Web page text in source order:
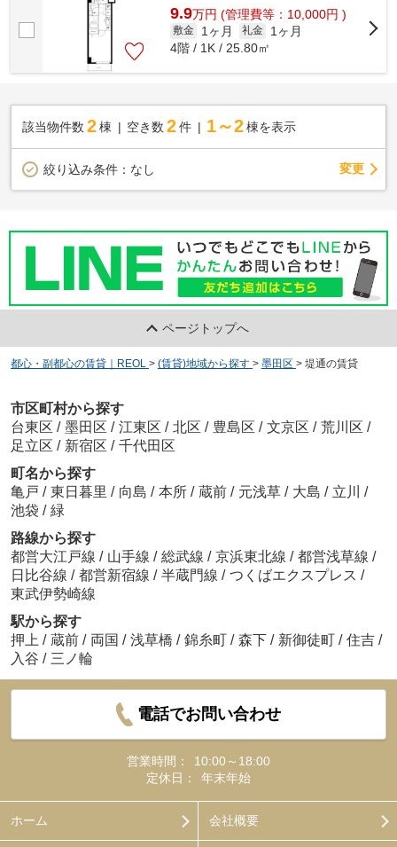
9.9万円 (管理費等：10,000円 )
敷金 1ヶ月 礼金
1ヶ月
4階 / 1K / 25.80㎡
該当物件数 2棟 空き数 2 件 1～2 棟を表示
絞り込み条件： なし 変更
ページトップへ
都心・副都心の賃貸｜REOL > (賃貸)地域から探す > 墨田区 > 堤通の賃貸
市区町村から探す
台東区 / 墨田区 / 江東区 / 北区 / 豊島区 / 文京区 / 荒川区 /
足立区 / 新宿区 / 千代田区
町名から探す
亀戸 / 東日暮里 / 向島 / 本所 / 蔵前 / 元浅草 / 大島 / 立川 /
池袋 / 緑
路線から探す
都営大江戸線 / 山手線 / 総武線 / 京浜東北線 / 都営浅草線 /
日比谷線 / 都営新宿線 / 半蔵門線 / つくばエクスプレス /
東武伊勢崎線
駅から探す
押上 / 蔵前 / 両国 / 浅草橋 / 錦糸町 / 森下 / 新御徒町 / 住吉 /
入谷 / 三ノ輪
電話でお問い合わせ
営業時間：
10:00～18:00
定休日：
年末年始
ホーム 会社概要